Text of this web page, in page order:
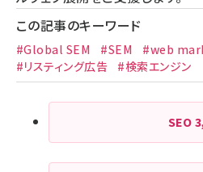
この記事のキーワード
#Global SEM #SEM #web
#リスティング広告
#検索エンジン
SEO